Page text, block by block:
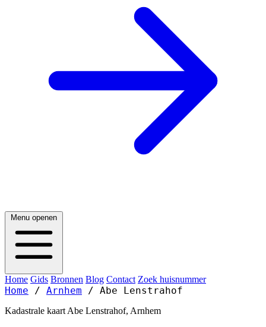
Menu openen
Home Gids Bronnen Blog Contact Zoek huisnummer
Home / Arnhem / Abe Lenstrahof
Kadastrale kaart Abe Lenstrahof, Arnhem